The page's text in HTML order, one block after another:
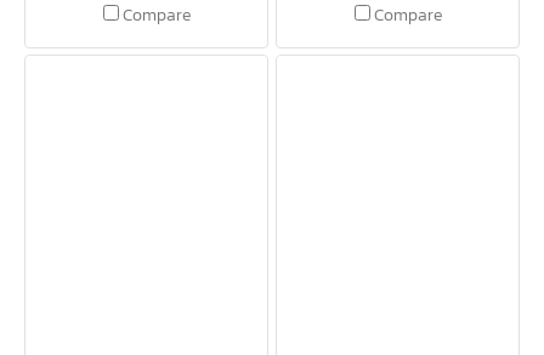
Compare
Compare